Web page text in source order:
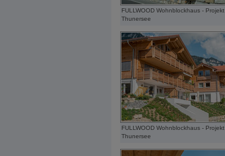
FULLWOOD Wohnblockhaus - Projekt
Thunersee
FULLWOOD Wohnblockhaus - Projekt
Thunersee